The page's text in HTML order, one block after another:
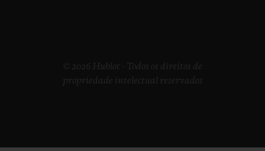
© 2026 Hublot - Todos os direitos de
propriedade intelectual reservados